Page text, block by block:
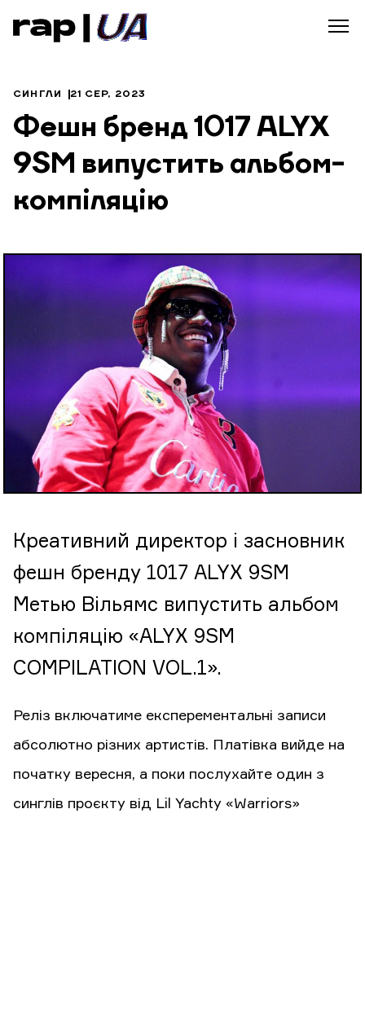
СИНГЛИ 21 СЕР, 2023
Фешн бренд 1017 ALYX
9SM випустить альбом-
компіляцію
Креативний директор і засновник
фешн бренду 1017 ALYX 9SM
Метью Вільямс випустить альбом
компіляцію «ALYX 9SM
COMPILATION VOL.1».
Реліз включатиме експерементальні записи
абсолютно різних артистів. Платівка вийде на
початку вересня, а поки послухайте один з
синглів проєкту від Lil Yachty «Warriors»